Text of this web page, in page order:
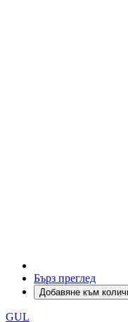
Бърз преглед
Добавяне към
GUL